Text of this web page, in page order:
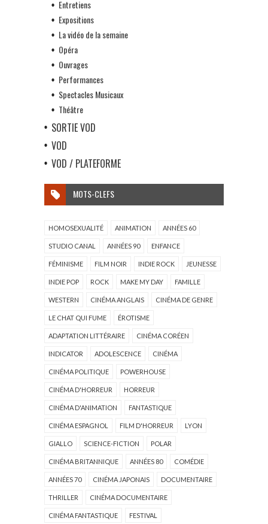
Entretiens
Expositions
La vidéo de la semaine
Opéra
Ouvrages
Performances
Spectacles Musicaux
Théâtre
SORTIE VOD
VOD
VOD / PLATEFORME
MOTS-CLEFS
HOMOSEXUALITÉ ANIMATION ANNÉES 60
STUDIO CANAL ANNÉES 90 ENFANCE
FÉMINISME FILM NOIR INDIE ROCK JEUNESSE
INDIE POP ROCK MAKE MY DAY FAMILLE
WESTERN CINÉMA ANGLAIS CINÉMA DE GENRE
LE CHAT QUI FUME ÉROTISME
ADAPTATION LITTÉRAIRE CINÉMA CORÉEN
INDICATOR ADOLESCENCE CINÉMA
CINÉMA POLITIQUE POWERHOUSE
CINÉMA D'HORREUR HORREUR
CINÉMA D'ANIMATION FANTASTIQUE
CINÉMA ESPAGNOL FILM D'HORREUR LYON
GIALLO SCIENCE-FICTION POLAR
CINÉMA BRITANNIQUE ANNÉES 80 COMÉDIE
ANNÉES 70 CINÉMA JAPONAIS DOCUMENTAIRE
THRILLER CINÉMA DOCUMENTAIRE
CINÉMA FANTASTIQUE FESTIVAL